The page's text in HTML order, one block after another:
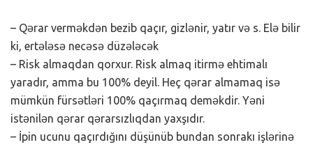
– Qərar verməkdən bezib qaçır, gizlənir, yatır və s. Elə bilir
ki, ertələsə necəsə düzələcək
– Risk almaqdan qorxur. Risk almaq itirmə ehtimalı
yaradır, amma bu 100% deyil. Heç qərar almamaq isə
mümkün fürsətləri 100% qaçırmaq deməkdir. Yəni
istənilən qərar qərarsızlıqdan yaxşıdır.
– İpin ucunu qaçırdığını düşünüb bundan sonrakı işlərinə